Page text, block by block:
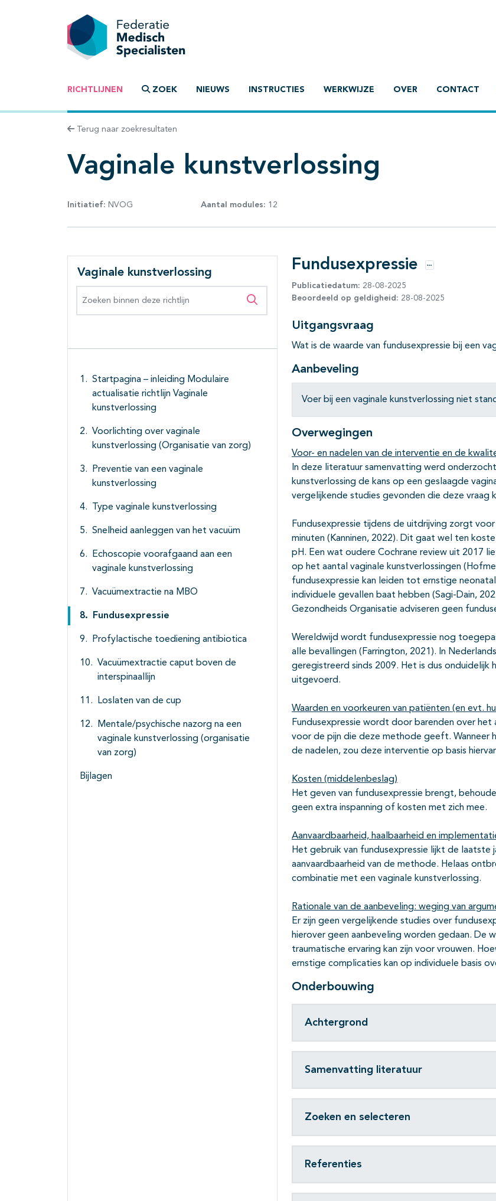
RICHTLIJNEN ZOEK NIEUWS INSTRUCTIES WERKWIJZE OVER CONTACT
Terug naar zoekresultaten
Vaginale kunstverlossing
Initiatief: NVOG Aantal modules: 12
Vaginale kunstverlossing
Zoeken binnen deze richtlijn
Startpagina – inleiding Modulaire
actualisatie richtlijn Vaginale
kunstverlossing
Voorlichting over vaginale
kunstverlossing (Organisatie van zorg)
Preventie van een vaginale
kunstverlossing
Type vaginale kunstverlossing
Snelheid aanleggen van het vacuüm
Echoscopie voorafgaand aan een
vaginale kunstverlossing
Vacuümextractie na MBO
Fundusexpressie
Profylactische toediening antibiotica
Vacuümextractie caput boven de
interspinaallijn
Loslaten van de cup
Mentale/psychische nazorg na een
vaginale kunstverlossing (organisatie
van zorg)
Bijlagen
Fundusexpressie Opties
Publicatiedatum: 28-08-2025
Beoordeeld op geldigheid: 28-08-2025
Uitgangsvraag
Wat is de waarde van fundusexpressie bij een
Aanbeveling
Voer bij een vaginale kunstverlossing niet
Overwegingen
Voor- en nadelen van de interventie en de
In deze literatuur samenvatting werd
kunstverlossing de kans op een geslaagde
vergelijkende studies gevonden die deze vraag
Fundusexpressie tijdens de uitdrijving zorgt
minuten (Kanninen, 2022). Dit gaat wel ten
pH. Een wat oudere Cochrane review uit 2017
op het aantal vaginale kunstverlossingen
fundusexpressie kan leiden tot ernstige
individuele gevallen baat hebben (Sagi-Dain,
Gezondheids Organisatie adviseren geen
Wereldwijd wordt fundusexpressie nog
alle bevallingen (Farrington, 2021). In
geregistreerd sinds 2009. Het is dus onduidelijk
uitgevoerd.
Waarden en voorkeuren van patiënten (en evt.
Fundusexpressie wordt door barenden over
voor de pijn die deze methode geeft. Wanneer
de nadelen, zou deze interventie op basis
Kosten (middelenbeslag)
Het geven van fundusexpressie brengt,
geen extra inspanning of kosten met zich mee.
Aanvaardbaarheid, haalbaarheid en
Het gebruik van fundusexpressie lijkt de laatste
aanvaardbaarheid van de methode. Helaas
combinatie met een vaginale kunstverlossing.
Rationale van de aanbeveling: weging van
Er zijn geen vergelijkende studies over
hierover geen aanbeveling worden gedaan. De
traumatische ervaring kan zijn voor vrouwen.
ernstige complicaties kan op individuele basis
Onderbouwing
Achtergrond
Samenvatting literatuur
Zoeken en selecteren
Referenties